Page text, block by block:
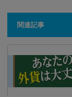
関連記事